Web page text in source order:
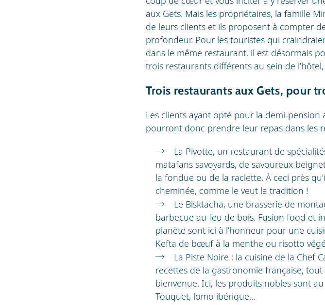
aux Gets. Mais les propriétaires, la famille
de leurs clients et ils proposent à compter
profondeur. Pour les touristes qui
dans le même restaurant, il est désormais
trois restaurants différents au sein de
Trois restaurants aux Gets, pour
Les clients ayant opté pour la demi-pension
pourront donc prendre leur repas dans les
La Pivotte, un restaurant de
matafans savoyards, de savoureux
la fondue ou de la raclette. À ceci près
cheminée, comme le veut la tradition !
Le Bisktacha, une brasserie de
barbecue au feu de bois. Fusion food et
planète sont ici à l’honneur pour une
Kefta de bœuf à la menthe ou risotto
La Piste Noire : la cuisine de la Chef
recettes de la gastronomie française,
bienvenue. Ici, les produits nobles sont
Touquet, lomo ibérique…